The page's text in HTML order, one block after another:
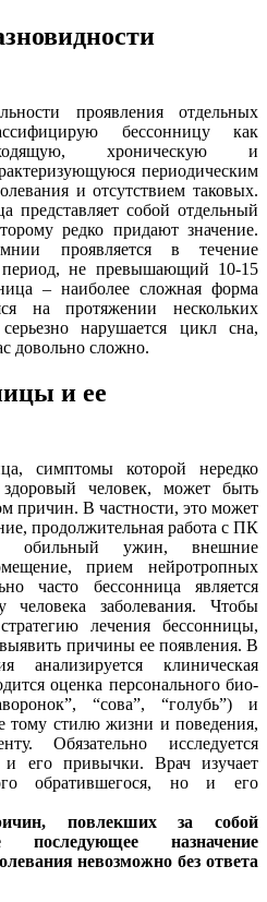
проявления отдельных
бессонницу как
хроническую и
периодическим
и отсутствием таковых.
представляет собой отдельный
редко придают значение.
проявляется в течение
период, не превышающий 10-15
– наиболее сложная форма
на протяжении нескольких
нарушается цикл сна,
довольно сложно.
и ее
симптомы которой нередко
человек, может быть
причин. В частности, это может
продолжительная работа с ПК
обильный ужин, внешние
прием нейротропных
часто бессонница является
человека заболевания. Чтобы
лечения бессонницы,
причины ее появления. В
анализируется клиническая
оценка персонального био-
“сова”, “голубь”) и
тому стилю жизни и поведения,
Обязательно исследуется
и его привычки. Врач изучает
обратившегося, но и его
повлекших за собой
назначение
невозможно без ответа